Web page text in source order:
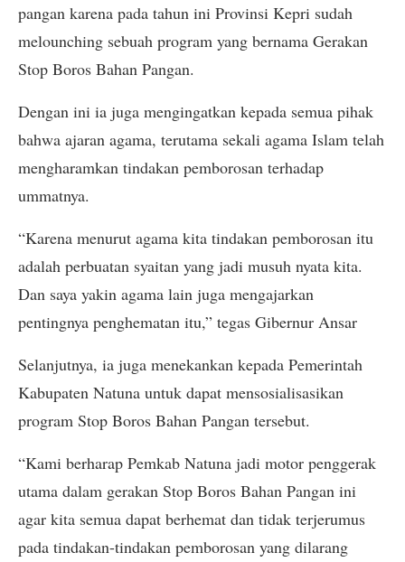
pangan karena pada tahun ini Provinsi Kepri sudah
melounching sebuah program yang bernama Gerakan
Stop Boros Bahan Pangan.
Dengan ini ia juga mengingatkan kepada semua pihak
bahwa ajaran agama, terutama sekali agama Islam telah
mengharamkan tindakan pemborosan terhadap
ummatnya.
“Karena menurut agama kita tindakan pemborosan itu
adalah perbuatan syaitan yang jadi musuh nyata kita.
Dan saya yakin agama lain juga mengajarkan
pentingnya penghematan itu,” tegas Gibernur Ansar
Selanjutnya, ia juga menekankan kepada Pemerintah
Kabupaten Natuna untuk dapat mensosialisasikan
program Stop Boros Bahan Pangan tersebut.
“Kami berharap Pemkab Natuna jadi motor penggerak
utama dalam gerakan Stop Boros Bahan Pangan ini
agar kita semua dapat berhemat dan tidak terjerumus
pada tindakan-tindakan pemborosan yang dilarang